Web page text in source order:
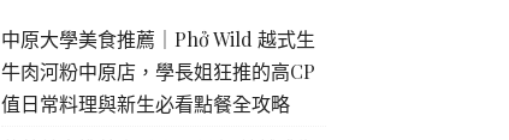
中原大學美食推薦｜Phở Wild 越式生
牛肉河粉中原店，學長姐狂推的高CP
值日常料理與新生必看點餐全攻略